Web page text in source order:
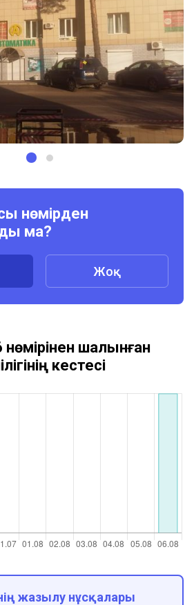
нөмірден
ма?
Жоқ
шалынған
кестесі
жазылу нұсқалары